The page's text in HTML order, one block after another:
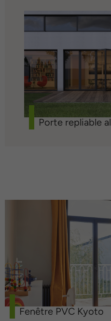
Porte repliable
Fenêtre PVC Kyoto